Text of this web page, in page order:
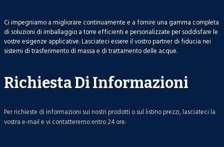
Ci impegniamo a migliorare continuamente e a fornire una gamma completa
di soluzioni di imballaggio a torre efficienti e personalizzate per soddisfare le
vostre esigenze applicative. Lasciateci essere il vostro partner di fiducia nei
sistemi di trasferimento di massa e di trattamento delle acque.
Richiesta Di Informazioni
Per richieste di informazioni sui nostri prodotti o sul listino prezzi, lasciateci la
vostra e-mail e vi contatteremo entro 24 ore.